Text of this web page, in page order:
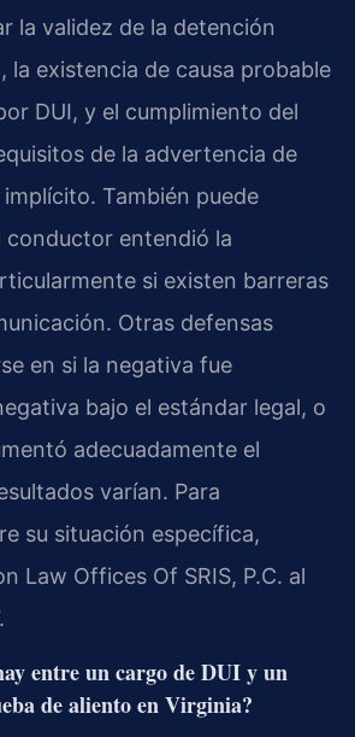
la validez de la detención
la existencia de causa probable
DUI, y el cumplimiento del
de la advertencia de
También puede
conductor entendió la
si existen barreras
Otras defensas
en si la negativa fue
bajo el estándar legal, o
adecuadamente el
varían. Para
su situación específica,
Law Offices Of SRIS, P.C. al
entre un cargo de DUI y un
de aliento en Virginia?